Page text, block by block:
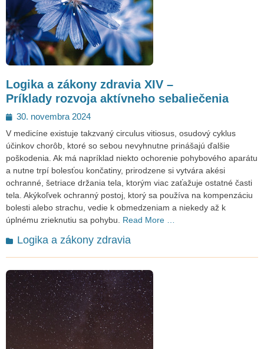
Logika a zákony zdravia XIV –
Príklady rozvoja aktívneho sebaliečenia
Posted
on
30. novembra 2024
V medicíne existuje takzvaný circulus vitiosus, osudový cyklus
účinkov chorôb, ktoré so sebou nevyhnutne prinášajú ďalšie
poškodenia. Ak má napríklad niekto ochorenie pohybového aparátu
a nutne trpí bolesťou končatiny, prirodzene si vytvára akési
ochranné, šetriace držania tela, ktorým viac zaťažuje ostatné časti
tela. Akýkoľvek ochranný postoj, ktorý sa používa na kompenzáciu
bolesti alebo strachu, vedie k obmedzeniam a niekedy až k
úplnému zrieknutiu sa pohybu. Read More …
Categories
Logika a zákony zdravia